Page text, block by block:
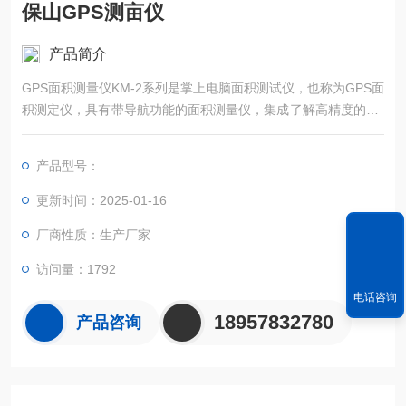
保山GPS测亩仪
产品简介
GPS面积测量仪KM-2系列是掌上电脑面积测试仪，也称为GPS面
积测定仪，具有带导航功能的面积测量仪，集成了解高精度的GP
S定位系统、精确的面积计算方法和智能化的掌上电脑系统，能
产品型号：
更新时间：2025-01-16
厂商性质：生产厂家
访问量：1792
产品咨询 18957832780
电话咨询